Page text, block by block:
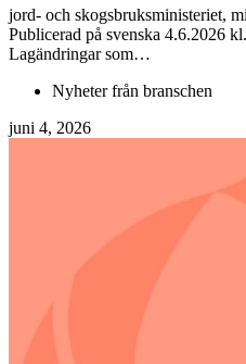
jord- och skogsbruksministeriet,
Publicerad på svenska 4.6.2026
Lagändringar som…
Nyheter från branschen
juni 4, 2026